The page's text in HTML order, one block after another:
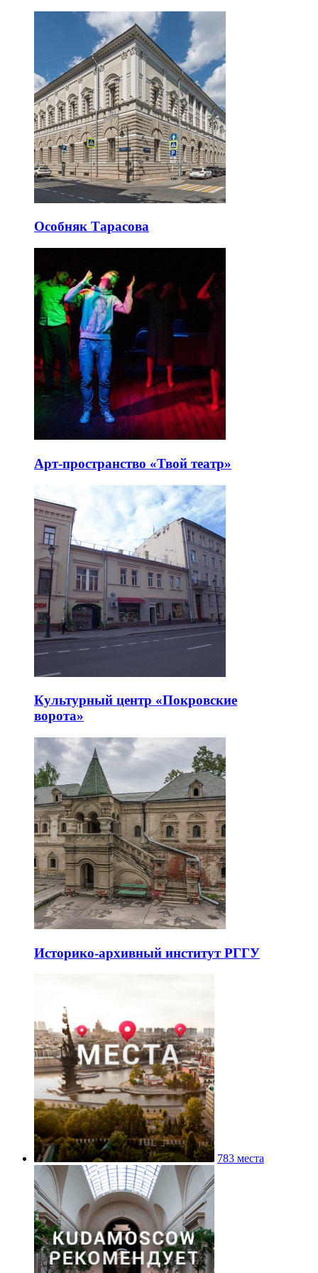
Особняк Тарасова
Арт-пространство «Твой театр»
Культурный центр «Покровские
ворота»
Историко-архивный институт РГГУ
783 места